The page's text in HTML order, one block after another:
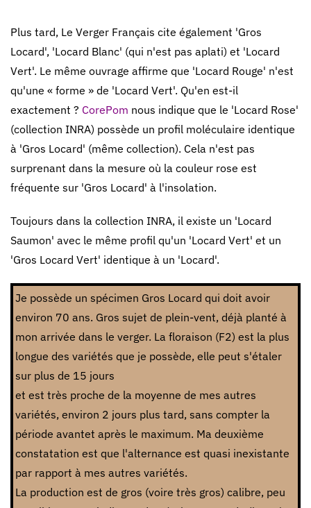
Plus tard, Le Verger Français cite également 'Gros
Locard', 'Locard Blanc' (qui n'est pas aplati) et 'Locard
Vert'. Le même ouvrage affirme que 'Locard Rouge' n'est
qu'une « forme » de 'Locard Vert'. Qu'en est-il
exactement ? CorePom nous indique que le 'Locard Rose'
(collection INRA) possède un profil moléculaire identique
à 'Gros Locard' (même collection). Cela n'est pas
surprenant dans la mesure où la couleur rose est
fréquente sur 'Gros Locard' à l'insolation.
Toujours dans la collection INRA, il existe un 'Locard
Saumon' avec le même profil qu'un 'Locard Vert' et un
'Gros Locard Vert' identique à un 'Locard'.
Je possède un spécimen Gros Locard qui doit avoir
environ 70 ans. Gros sujet de plein-vent, déjà planté à
mon arrivée dans le verger. La floraison (F2) est la plus
longue des variétés que je possède, elle peut s'étaler
sur plus de 15 jours
et est très proche de la moyenne de mes autres
variétés, environ 2 jours plus tard, sans compter la
période avantet après le maximum. Ma deuxième
constatation est que l'alternance est quasi inexistante
par rapport à mes autres variétés.
La production est de gros (voire très gros) calibre, peu